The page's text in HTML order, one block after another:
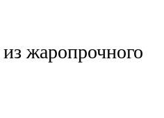
жаропрочного